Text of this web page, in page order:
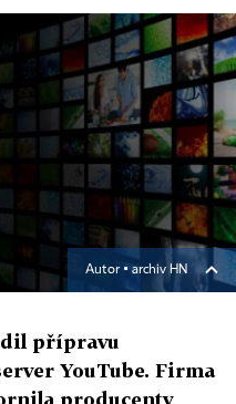
Autor ▪ archiv HN
přípravu
YouTube. Firma
producenty